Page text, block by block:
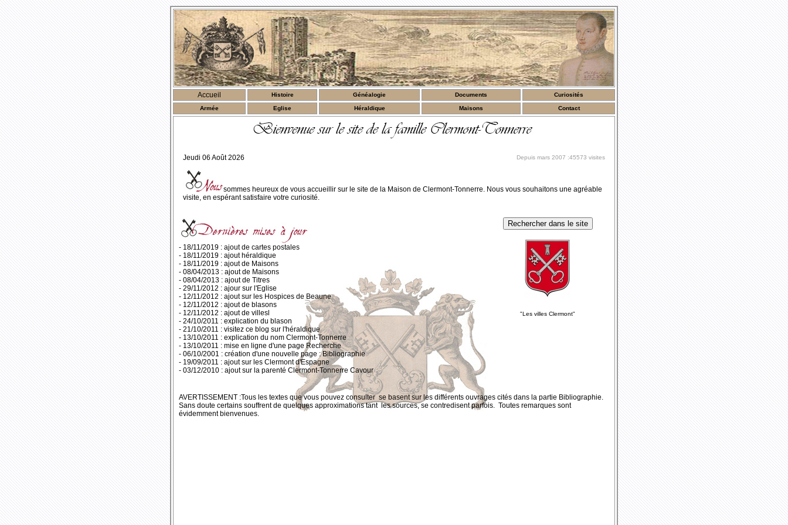
Accueil Histoire Généalogie Documents Curiosités
Armée Eglise Héraldique Maisons Contact
Jeudi 06 Août 2026 Depuis mars 2007 :45573 visites
sommes heureux de vous accueillir sur le site de la Maison de Clermont-Tonnerre. Nous vous souhaitons une agréable
visite, en espérant satisfaire votre curiosité.
- 18/11/2019 : ajout de cartes postales
- 18/11/2019 : ajout héraldique
- 18/11/2019 : ajout de Maisons
- 08/04/2013 : ajout de Maisons
- 08/04/2013 : ajout de Titres
- 29/11/2012 : ajour sur l'Eglise
- 12/11/2012 : ajout sur les Hospices de Beaune
- 12/11/2012 : ajout de blasons
- 12/11/2012 : ajout de villes
- 24/10/2011 : explication du blason
- 21/10/2011 : visitez ce blog sur l'héraldique
- 13/10/2011 : explication du nom Clermont-Tonnerre
- 13/10/2011 : mise en ligne d'une pageRecherche
- 06/10/2001 : création d'une nouvelle page :Bibliographie
- 19/09/2011 : ajout sur les Clermont d'Espagne
- 03/12/2010 : ajout sur la parenté Clermont-Tonnerre Cavour
"Les villes Clermont"
AVERTISSEMENT :Tous les textes que vous pouvez consulter se basent sur les différents ouvrages cités dans la partie Bibliographie.
Sans doute certains souffrent de quelques approximations tant les sources, se contredisent parfois. Toutes remarques sont
évidemment bienvenues.